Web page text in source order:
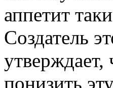
аппетит
Создатель
понизить